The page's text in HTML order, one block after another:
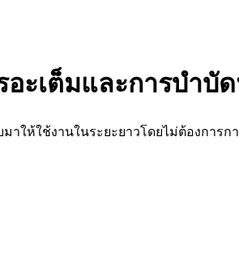
อะเต็มและการบำบั
าให้ใช้งานในระยะยาวโดยไม่ต้องการก